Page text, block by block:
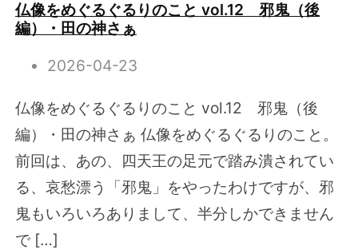
仏像をめぐるぐるりのこと vol.12 邪鬼（後
編）・田の神さぁ
2026-04-23
仏像をめぐるぐるりのこと vol.12 邪鬼（後
編）・田の神さぁ 仏像をめぐるぐるりのこと。
前回は、あの、四天王の足元で踏み潰されてい
る、哀愁漂う「邪鬼」をやったわけですが、邪
鬼もいろいろありまして、半分しかできません
で […]